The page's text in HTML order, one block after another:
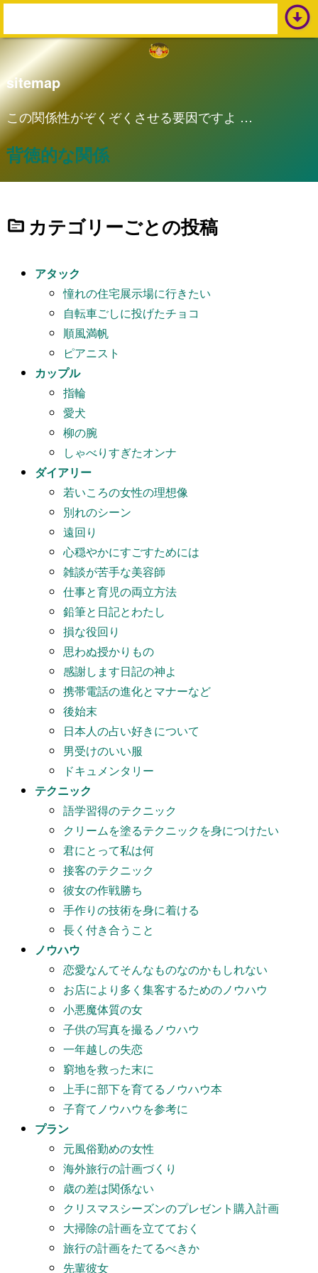
sitemap
この関係性がぞくぞくさせる要因ですよ …
背徳的な関係
カテゴリーごとの投稿
アタック
憧れの住宅展示場に行きたい
自転車ごしに投げたチョコ
順風満帆
ピアニスト
カップル
指輪
愛犬
柳の腕
しゃべりすぎたオンナ
ダイアリー
若いころの女性の理想像
別れのシーン
遠回り
心穏やかにすごすためには
雑談が苦手な美容師
仕事と育児の両立方法
鉛筆と日記とわたし
損な役回り
思わぬ授かりもの
感謝します日記の神よ
携帯電話の進化とマナーなど
後始末
日本人の占い好きについて
男受けのいい服
ドキュメンタリー
テクニック
語学習得のテクニック
クリームを塗るテクニックを身につけたい
君にとって私は何
接客のテクニック
彼女の作戦勝ち
手作りの技術を身に着ける
長く付き合うこと
ノウハウ
恋愛なんてそんなものなのかもしれない
お店により多く集客するためのノウハウ
小悪魔体質の女
子供の写真を撮るノウハウ
一年越しの失恋
窮地を救った末に
上手に部下を育てるノウハウ本
子育てノウハウを参考に
プラン
元風俗勤めの女性
海外旅行の計画づくり
歳の差は関係ない
クリスマスシーズンのプレゼント購入計画
大掃除の計画を立てておく
旅行の計画をたてるべきか
先輩彼女
e
a
r
c
h
:
arrow_circle_down